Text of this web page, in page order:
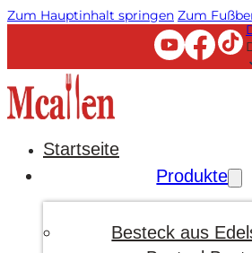
Zum Hauptinhalt springen Zum
Startseite
Produkte
Besteck aus